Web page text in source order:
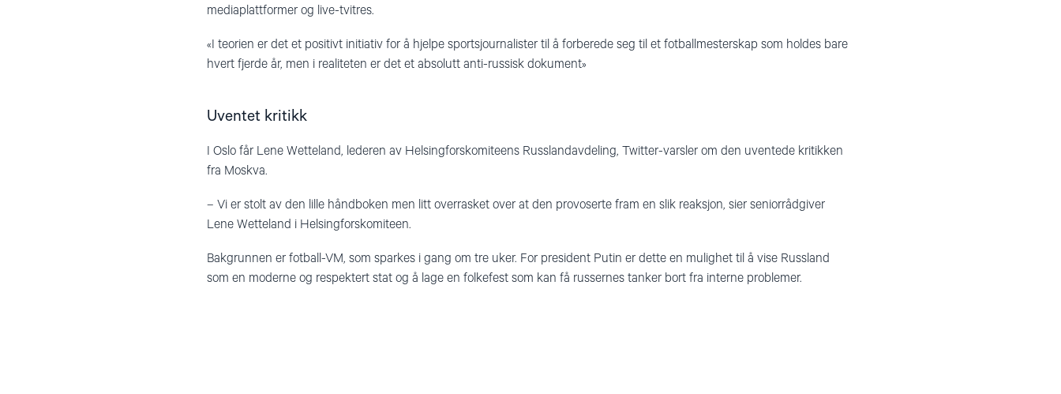
mediaplattformer og live-tvitres.
«I teorien er det et positivt initiativ for å hjelpe sportsjournalister til å forberede seg til et fotballmesterskap som holdes bare
hvert fjerde år, men i realiteten er det et absolutt anti-russisk dokument»
Uventet kritikk
I Oslo får Lene Wetteland, lederen av Helsingforskomiteens Russlandavdeling, Twitter-varsler om den uventede kritikken
fra Moskva.
– Vi er stolt av den lille håndboken men litt overrasket over at den provoserte fram en slik reaksjon, sier seniorrådgiver
Lene Wetteland i Helsingforskomiteen.
Bakgrunnen er fotball-VM, som sparkes i gang om tre uker. For president Putin er dette en mulighet til å vise Russland
som en moderne og respektert stat og å lage en folkefest som kan få russernes tanker bort fra interne problemer.